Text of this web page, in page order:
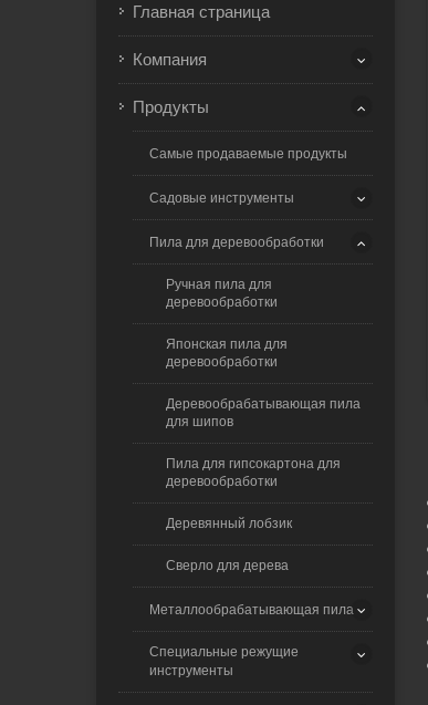
Главная страница
Компания
Продукты
Самые продаваемые продукты
Садовые инструменты
Пила для деревообработки
Ручная пила для
деревообработки
Японская пила для
деревообработки
Деревообрабатывающая пила
для шипов
Пила для гипсокартона для
деревообработки
Деревянный лобзик
Сверло для дерева
Металлообрабатывающая пила
Специальные режущие
инструменты